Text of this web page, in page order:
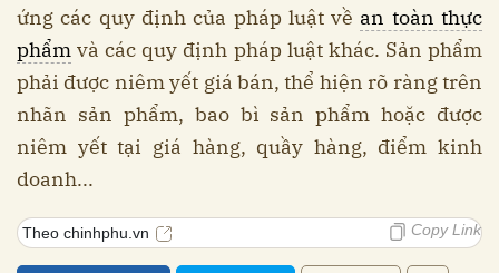
ứng các quy định của pháp luật về an toàn thực
phẩm và các quy định pháp luật khác. Sản phẩm
phải được niêm yết giá bán, thể hiện rõ ràng trên
nhãn sản phẩm, bao bì sản phẩm hoặc được
niêm yết tại giá hàng, quầy hàng, điểm kinh
doanh...
Theo chinhphu.vn Copy Link